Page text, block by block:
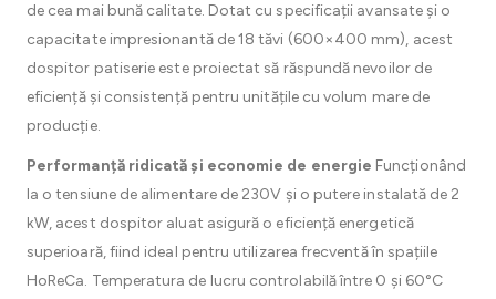
de cea mai bună calitate. Dotat cu specificații avansate și o
capacitate impresionantă de 18 tăvi (600×400 mm), acest
dospitor patiserie este proiectat să răspundă nevoilor de
eficiență și consistență pentru unitățile cu volum mare de
producție.
Performanță ridicată și economie de energie Funcționând
la o tensiune de alimentare de 230V și o putere instalată de 2
kW, acest dospitor aluat asigură o eficiență energetică
superioară, fiind ideal pentru utilizarea frecventă în spațiile
HoReCa. Temperatura de lucru controlabilă între 0 și 60°C